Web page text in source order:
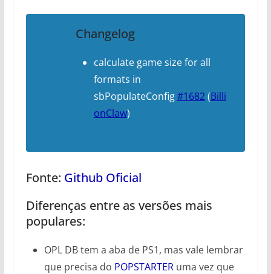
Changelog
calculate game size for all
formats in
sbPopulateConfig#1682(Billi
onClaw)
Fonte: Github Oficial
Diferenças entre as versões mais
populares:
OPL DB tem a aba de PS1, mas vale lembrar
que precisa do POPSTARTERuma vez que